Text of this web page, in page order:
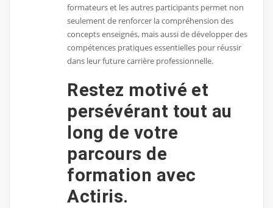
formateurs et les autres participants permet non
seulement de renforcer la compréhension des
concepts enseignés, mais aussi de développer des
compétences pratiques essentielles pour réussir
dans leur future carrière professionnelle.
Restez motivé et
persévérant tout au
long de votre
parcours de
formation avec
Actiris.